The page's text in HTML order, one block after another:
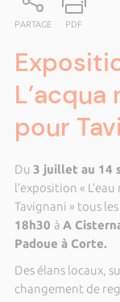
PARTAGE PDF
pour
Du 3 juillet au 14
l’exposition «
Tavignani » tous
18h30 à A
Padoue à Corte.
Des élans locaux,
changement de